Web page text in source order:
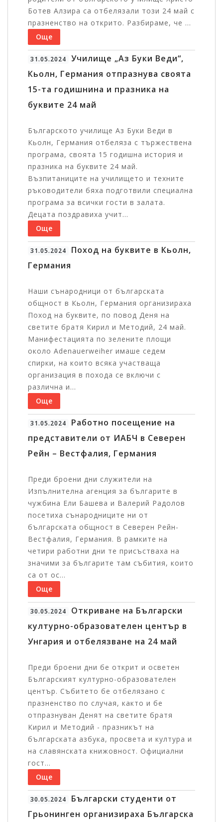
Ботев Алзира са отбелязали този 24 май с
празненство на открито. Разбираме, че ...
Още
31.05.2024
Училище „Аз Буки Веди“,
Кьолн, Германия отпразнува своята
15-та годишнина и празника на
буквите 24 май
Българското училище Аз Буки Веди в
Кьолн, Германия отбеляза с тържествена
програма, своята 15 годишна история и
празника на буквите 24 май.
Възпитаниците на училището и техните
ръководители бяха подготвили специална
програма за всички гости в залата.
Децата поздравиха учит...
Още
31.05.2024
Поход на буквите в Кьолн,
Германия
Наши сънародници от българската
общност в Кьолн, Германия организираха
Поход на буквите, по повод Деня на
светите братя Кирил и Методий, 24 май.
Манифестацията по зелените площи
около Adenauerweiher имаше седем
спирки, на които всяка участваща
организация в похода се включи с
различна и...
Още
31.05.2024
Работно посещение на
представители от ИАБЧ в Северен
Рейн – Вестфалия, Германия
Преди броени дни служители на
Изпълнителна агенция за българите в
чужбина Ели Башева и Валерий Радолов
посетиха сънародниците ни от
българската общност в Северен Рейн-
Вестфалия, Германия. В рамките на
четири работни дни те присъстваха на
значими за българите там събития, които
са от ос...
Още
30.05.2024
Откриване на Български
културно-образователен център в
Унгария и отбелязване на 24 май
Преди броени дни бе открит и осветен
Българският културно-образователен
център. Събитето бе отбелязано с
празненство по случая, както и бе
отпразнуван Денят на светите братя
Кирил и Методий - празникът на
българската азбука, просвета и култура и
на славянската книжовност. Официални
гост...
Още
30.05.2024
Български студенти от
Грьонинген организираха Българска